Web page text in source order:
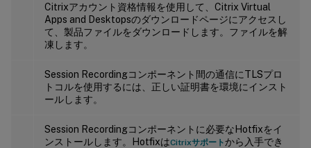
Citrixアカウント資格情報を使用して、Citrix Virtual
Apps and Desktopsのダウンロードページにアクセスし
て、製品ファイルをダウンロードします。ファイルを解
凍します。
Session Recordingコンポーネント間の通信にTLSプロ
トコルを使用するには、正しい証明書を環境にインスト
ールします。
Session Recordingコンポーネントに必要なHotfixをイ
ンストールします。HotfixはCitrixサポートから入手でき